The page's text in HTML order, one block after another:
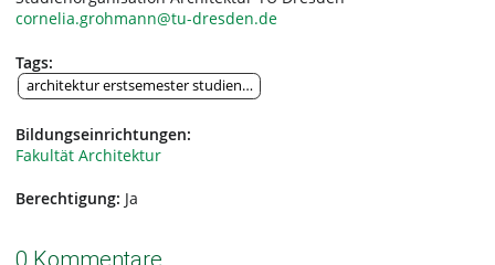
cornelia.grohmann@tu-dresden.de
Tags:
architektur erstsemester studienstart studienorganisation selma opal
Bildungseinrichtungen:
Fakultät Architektur
Berechtigung: Ja